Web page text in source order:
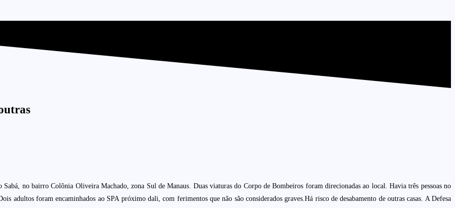
no bairro Colônia Oliveira Machado, zona Sul de Manaus. Duas viaturas do Corpo de Bombeiros foram direcionadas ao local. Havia três pessoas no
adultos foram encaminhados ao SPA próximo dali, com ferimentos que não são considerados graves.Há risco de desabamento de outras casas. A Defesa